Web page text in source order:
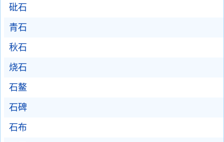
砒石
青石
秋石
烧石
石鳌
石碑
石布